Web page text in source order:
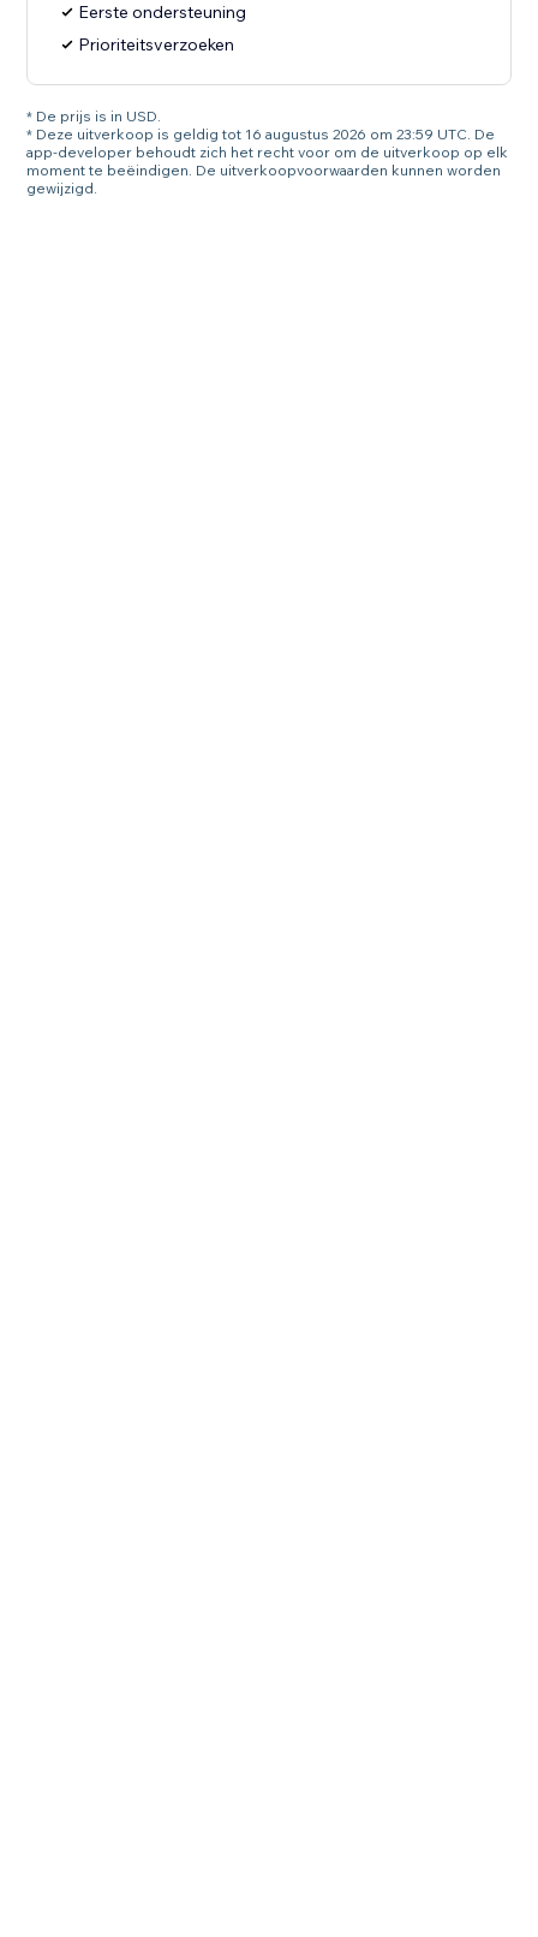
Eerste ondersteuning
Prioriteitsverzoeken
* De prijs is in USD.
* Deze uitverkoop is geldig tot 16 augustus 2026 om 23:59 UTC. De
app-developer behoudt zich het recht voor om de uitverkoop op elk
moment te beëindigen. De uitverkoopvoorwaarden kunnen worden
gewijzigd.